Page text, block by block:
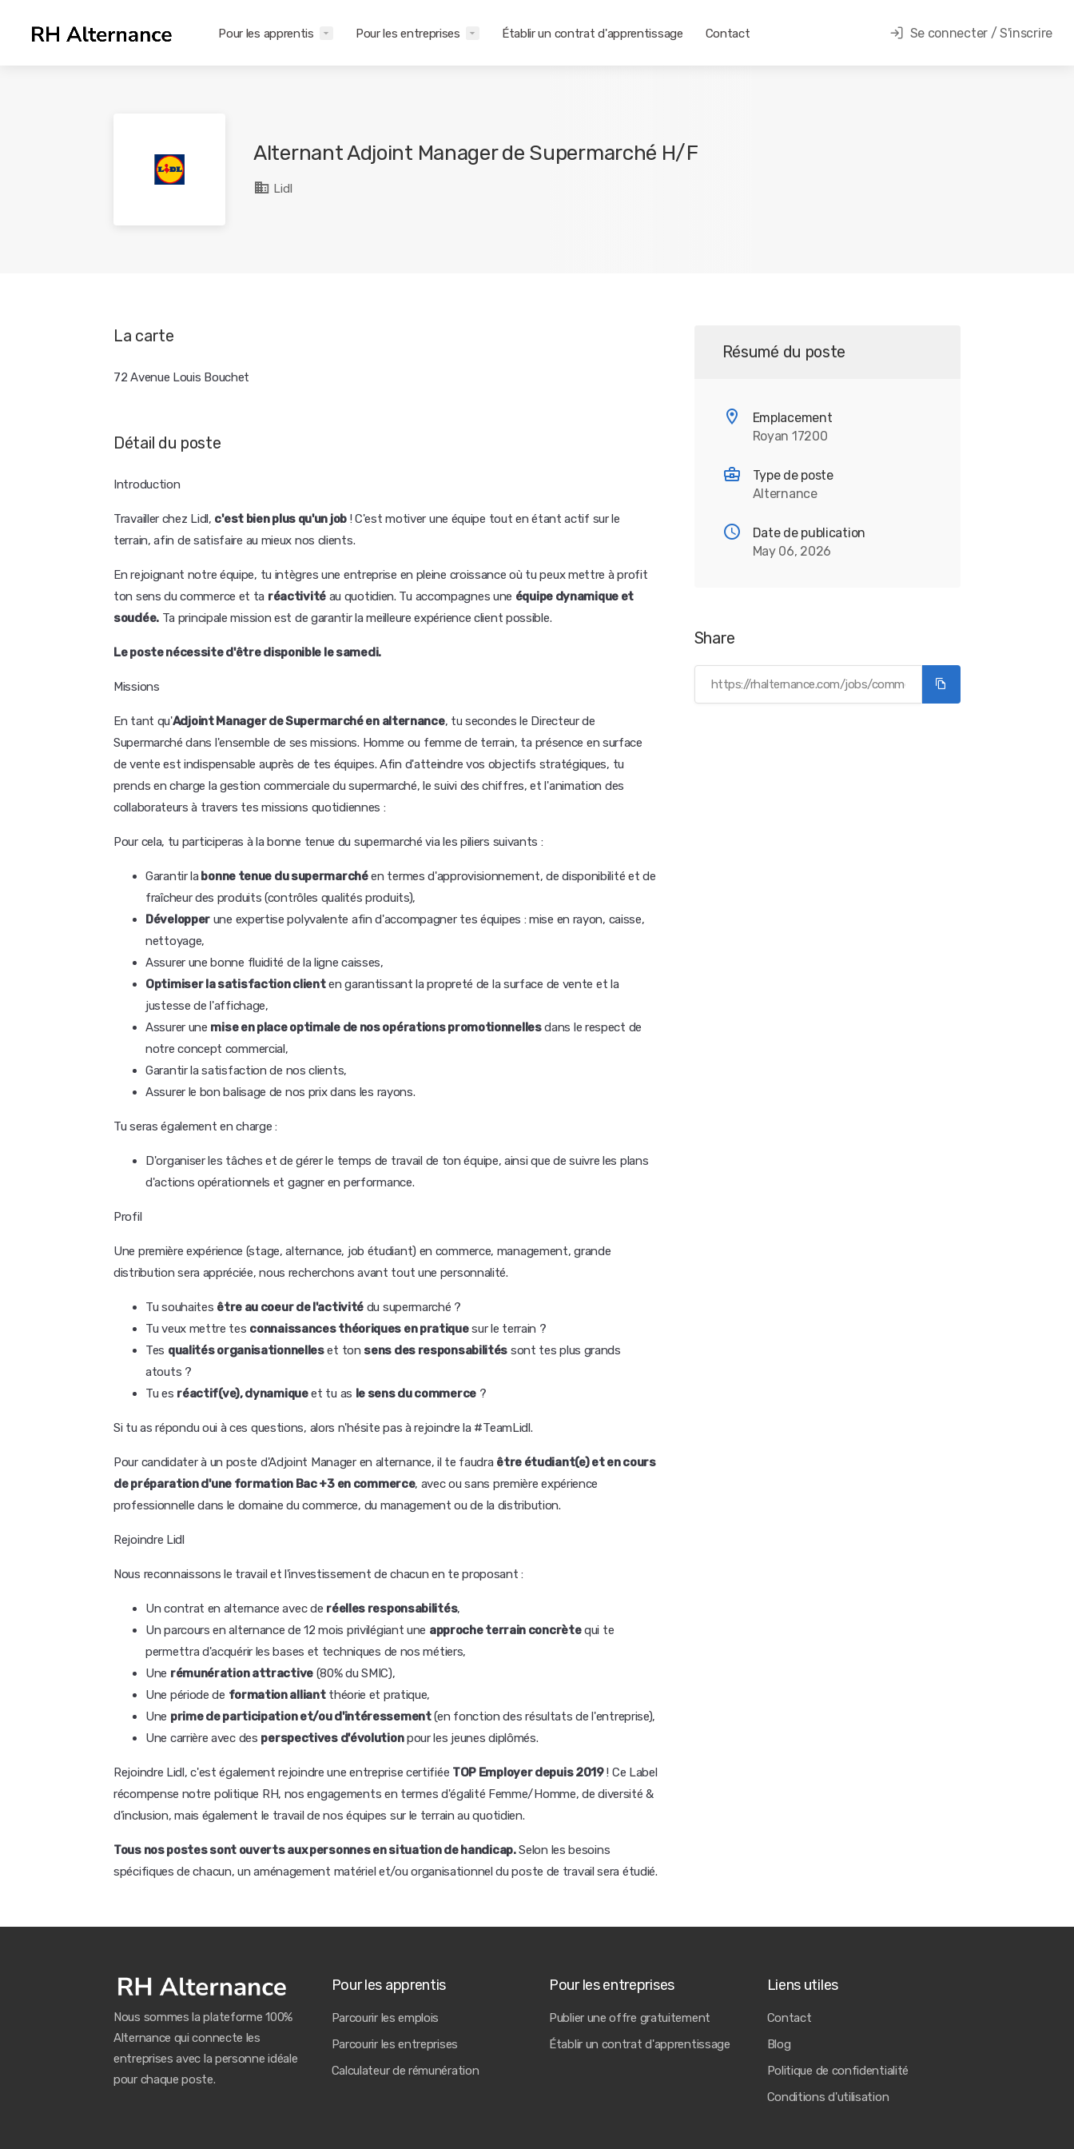
Pour les apprentis Pour les entreprises Établir un contrat d'apprentissage Contact Se connecter / S'inscrire
Alternant Adjoint Manager de Supermarché H/F
Lidl
La carte
72 Avenue Louis Bouchet
Détail du poste
Introduction
Travailler chez Lidl, c'est bien plus qu'un job! C'est motiver une équipe tout en étant actif sur le
terrain, afin de satisfaire au mieux nos clients.
En rejoignant notre équipe, tu intègres une entreprise en pleine croissance où tu peux mettre à profit
ton sens du commerce et ta réactivitéau quotidien. Tu accompagnes une équipe dynamique et
soudée.Ta principale mission est de garantir la meilleure expérience client possible.
Le poste nécessite d'être disponible le samedi.
Missions
En tant qu'Adjoint Manager de Supermarché en alternance, tu secondes le Directeur de
Supermarché dans l'ensemble de ses missions. Homme ou femme de terrain, ta présence en surface
de vente est indispensable auprès de tes équipes. Afin d'atteindre vos objectifs stratégiques, tu
prends en charge la gestion commerciale du supermarché, le suivi des chiffres, et l'animation des
collaborateurs à travers tes missions quotidiennes :
Pour cela, tu participeras à la bonne tenue du supermarché via les piliers suivants :
Garantir la bonne tenue du supermarchéen termes d'approvisionnement, de disponibilité et de
fraîcheur des produits (contrôles qualités produits),
Développer une expertise polyvalente afin d'accompagner tes équipes : mise en rayon, caisse,
nettoyage,
Assurer une bonne fluidité de la ligne caisses,
Optimiser la satisfaction clienten garantissant la propreté de la surface de vente et la
justesse de l'affichage,
Assurer une mise en place optimale de nos opérations promotionnellesdans le respect de
notre concept commercial,
Garantir la satisfaction de nos clients,
Assurer le bon balisage de nos prix dans les rayons.
Tu seras également en charge :
D'organiser les tâches et de gérer le temps de travail de ton équipe, ainsi que de suivre les plans
d'actions opérationnels et gagner en performance.
Profil
Une première expérience (stage, alternance, job étudiant) en commerce, management, grande
distribution sera appréciée, nous recherchons avant tout une personnalité.
Tu souhaites être au coeur de l'activité du supermarché ?
Tu veux mettre tes connaissances théoriques en pratiquesur le terrain ?
Tes qualités organisationnelleset ton sens des responsabilités sont tes plus grands
atouts ?
Tu es réactif(ve), dynamiqueet tu as le sens du commerce?
Si tu as répondu oui à ces questions, alors n'hésite pas à rejoindre la #TeamLidl.
Pour candidater à un poste d'Adjoint Manager en alternance, il te faudra être étudiant(e) et en cours
de préparation d'une formation Bac +3 en commerce, avec ou sans première expérience
professionnelle dans le domaine du commerce, du management ou de la distribution.
Rejoindre Lidl
Nous reconnaissons le travail et l'investissement de chacun en te proposant :
Un contrat en alternance avec de réelles responsabilités,
Un parcours en alternance de 12 mois privilégiant une approche terrain concrètequi te
permettra d'acquérir les bases et techniques de nos métiers,
Une rémunération attractive(80% du SMIC),
Une période de formation alliantthéorie et pratique,
Une prime de participation et/ou d'intéressement(en fonction des résultats de l'entreprise),
Une carrière avec des perspectives d'évolutionpour les jeunes diplômés.
Rejoindre Lidl, c'est également rejoindre une entreprise certifiée TOP Employer depuis 2019! Ce Label
récompense notre politique RH, nos engagements en termes d'égalité Femme/Homme, de diversité &
d'inclusion, mais également le travail de nos équipes sur le terrain au quotidien.
Tous nos postes sont ouverts aux personnes en situation de handicap.Selon les besoins
spécifiques de chacun, un aménagement matériel et/ou organisationnel du poste de travail sera étudié.
Résumé du poste
Emplacement
Royan 17200
Type de poste
Alternance
Date de publication
May 06, 2026
Share
Nous sommes la plateforme 100%
Alternance qui connecte les
entreprises avec la personne idéale
pour chaque poste.
Pour les apprentis
Parcourir les emplois
Parcourir les entreprises
Calculateur de rémunération
Pour les entreprises
Publier une offre gratuitement
Établir un contrat d'apprentissage
Liens utiles
Contact
Blog
Politique de confidentialité
Conditions d'utilisation